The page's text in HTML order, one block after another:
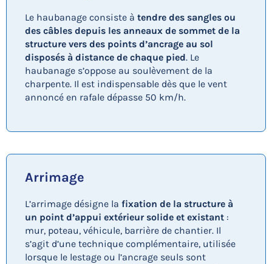
Le haubanage consiste à tendre des sangles ou
des câbles depuis les anneaux de sommet de la
structure vers des points d’ancrage au sol
disposés à distance de chaque pied. Le
haubanage s’oppose au soulèvement de la
charpente. Il est indispensable dès que le vent
annoncé en rafale dépasse 50 km/h.
Arrimage
L’arrimage désigne la fixation de la structure à
un point d’appui extérieur solide et existant :
mur, poteau, véhicule, barrière de chantier. Il
s’agit d’une technique complémentaire, utilisée
lorsque le lestage ou l’ancrage seuls sont